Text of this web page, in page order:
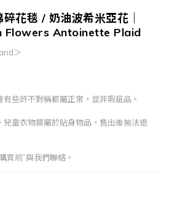
花毯 / 奶油波希米亞花｜
Flowers Antoinette Plaid
＞
些許不對稱都屬正常，並非瑕疵品。
童衣物類屬於貼身物品，售出後無法退
買前”與我們聯絡。